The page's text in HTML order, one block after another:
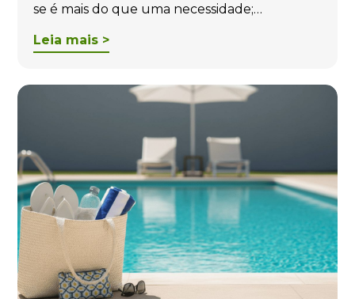
se é mais do que uma necessidade;…
Leia mais >